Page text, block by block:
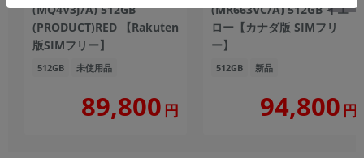
(MQ4V3J/A) 512GB
(PRODUCT)RED 【Rakuten
版SIMフリー】
512GB 未使用品
89,800 円
(MR663VC/A) 512GB イエ
ロー【カナダ版 SIMフリ
ー】
512GB 新品
94,800 円